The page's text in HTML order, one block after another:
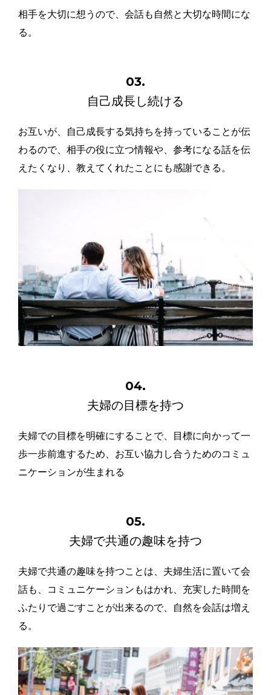
相手を大切に想うので、会話も自然と大切な時間にな
る。
03.
自己成長し続ける
お互いが、自己成長する気持ちを持っていることが伝
わるので、相手の役に立つ情報や、参考になる話を伝
えたくなり、教えてくれたことにも感謝できる。
04.
夫婦の目標を持つ
夫婦での目標を明確にすることで、目標に向かって一
歩一歩前進するため、お互い協力し合うためのコミュ
ニケーションが生まれる
05.
夫婦で共通の趣味を持つ
夫婦で共通の趣味を持つことは、夫婦生活に置いて会
話も、コミュニケーションもはかれ、充実した時間を
ふたりで過ごすことが出来るので、自然を会話は増え
る。